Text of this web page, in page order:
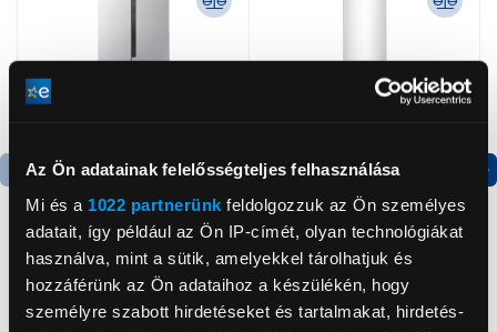
Az Ön adatainak felelősségteljes felhasználása
Mi és a 1022 partnerünk feldolgozzuk az Ön személyes
adatait, így például az Ön IP-címét, olyan technológiákat
használva, mint a sütik, amelyekkel tárolhatjuk és
hozzáférünk az Ön adataihoz a készülékén, hogy
személyre szabott hirdetéseket és tartalmakat, hirdetés-
Termék adatlap
Gorenje NRS8182KX Side
Termék adatlap
Gorenje RK4182PW4
Alulfagyasztós
kombinált hűtőszekrény